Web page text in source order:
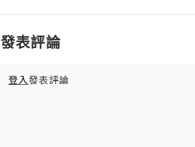
發表評論
登入發表評論